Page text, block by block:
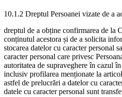
10.1.2 Dreptul Persoanei vizate de a
dreptul de a obține confirmarea de la
conținutul acestora și de a solicita
stocarea datelor cu caracter personal
caracter personal care privesc
autoritatea de supraveghere în cazul
inclusiv profilarea menționate la
astfel de prelucrări a datelor cu
datele cu caracter personal sunt